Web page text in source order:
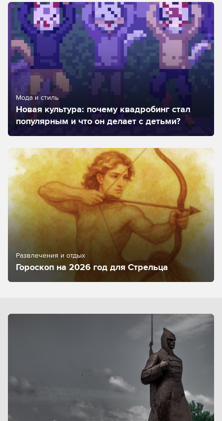
Мода и стиль
Новая культура: почему квадробинг стал
популярным и что он делает с детьми?
Развлечения и отдых
Гороскоп на 2026 год для Стрельца